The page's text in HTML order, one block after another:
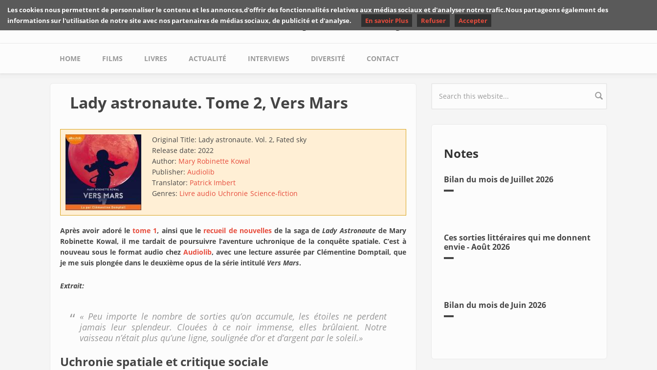
Skip to main content
Les critiques de Yuyine
Main menu
HOME FILMS LIVRES ACTUALITÉ INTERVIEWS DIVERSITÉ CONTACT
Lady astronaute. Tome 2, Vers Mars
Original Title: Lady astronaute. Vol. 2, Fated sky
Release date: 2022
Author: Mary Robinette Kowal
Publisher: Audiolib
Translator: Patrick Imbert
Genres: Livre audio Uchronie Science-fiction
Après avoir adoré letome 1, ainsi que le recueil de nouvellesde la saga deLady Astronautede Mary
Robinette Kowal, il me tardait de poursuivre l’aventure uchronique de la conquête spatiale. C’est à
nouveau sous le format audio chez Audiolib, avec une lecture assurée par Clémentine Domptail, que
je me suis plongée dans le deuxième opus de la série intitulé Vers Mars.
Extrait:
« Peu importe le nombre de sorties qu’on accumule, les étoiles ne perdent
jamais leur splendeur. Clouées à ce noir immense, elles brûlaient. Notre
vaisseau n’était plus qu’une ligne, soulignée d’or et d’argent par le soleil.»
Uchronie spatiale et critique sociale
Search form
Notes
Bilan du mois de Juillet 2026
Ces sorties littéraires qui me donnent
envie - Août 2026
Bilan du mois de Juin 2026
Les cookies nous permettent de personnaliser le contenu et les annonces,d'offrir des fonctionnalités relatives aux médias sociaux et d'analyser notre trafic.Nous partageons également des
informations sur l'utilisation de notre site avec nos partenaires de médias sociaux, de publicité et d'analyse.
En savoir Plus Refuser Accepter